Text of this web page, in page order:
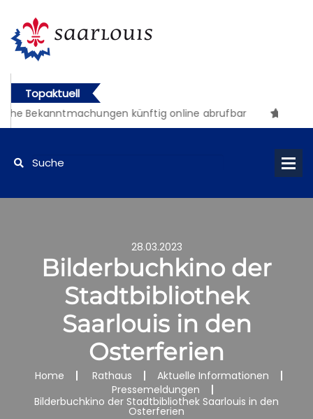
Topaktuell
Bekanntmachungen künftig online abrufbar
28.03.2023
Bilderbuchkino der
Stadtbibliothek
Saarlouis in den
Osterferien
Home Rathaus
Aktuelle Informationen
Pressemeldungen
Bilderbuchkino der Stadtbibliothek Saarlouis in den
Osterferien